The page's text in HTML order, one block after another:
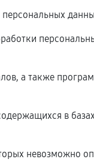
а также
в
невозможно